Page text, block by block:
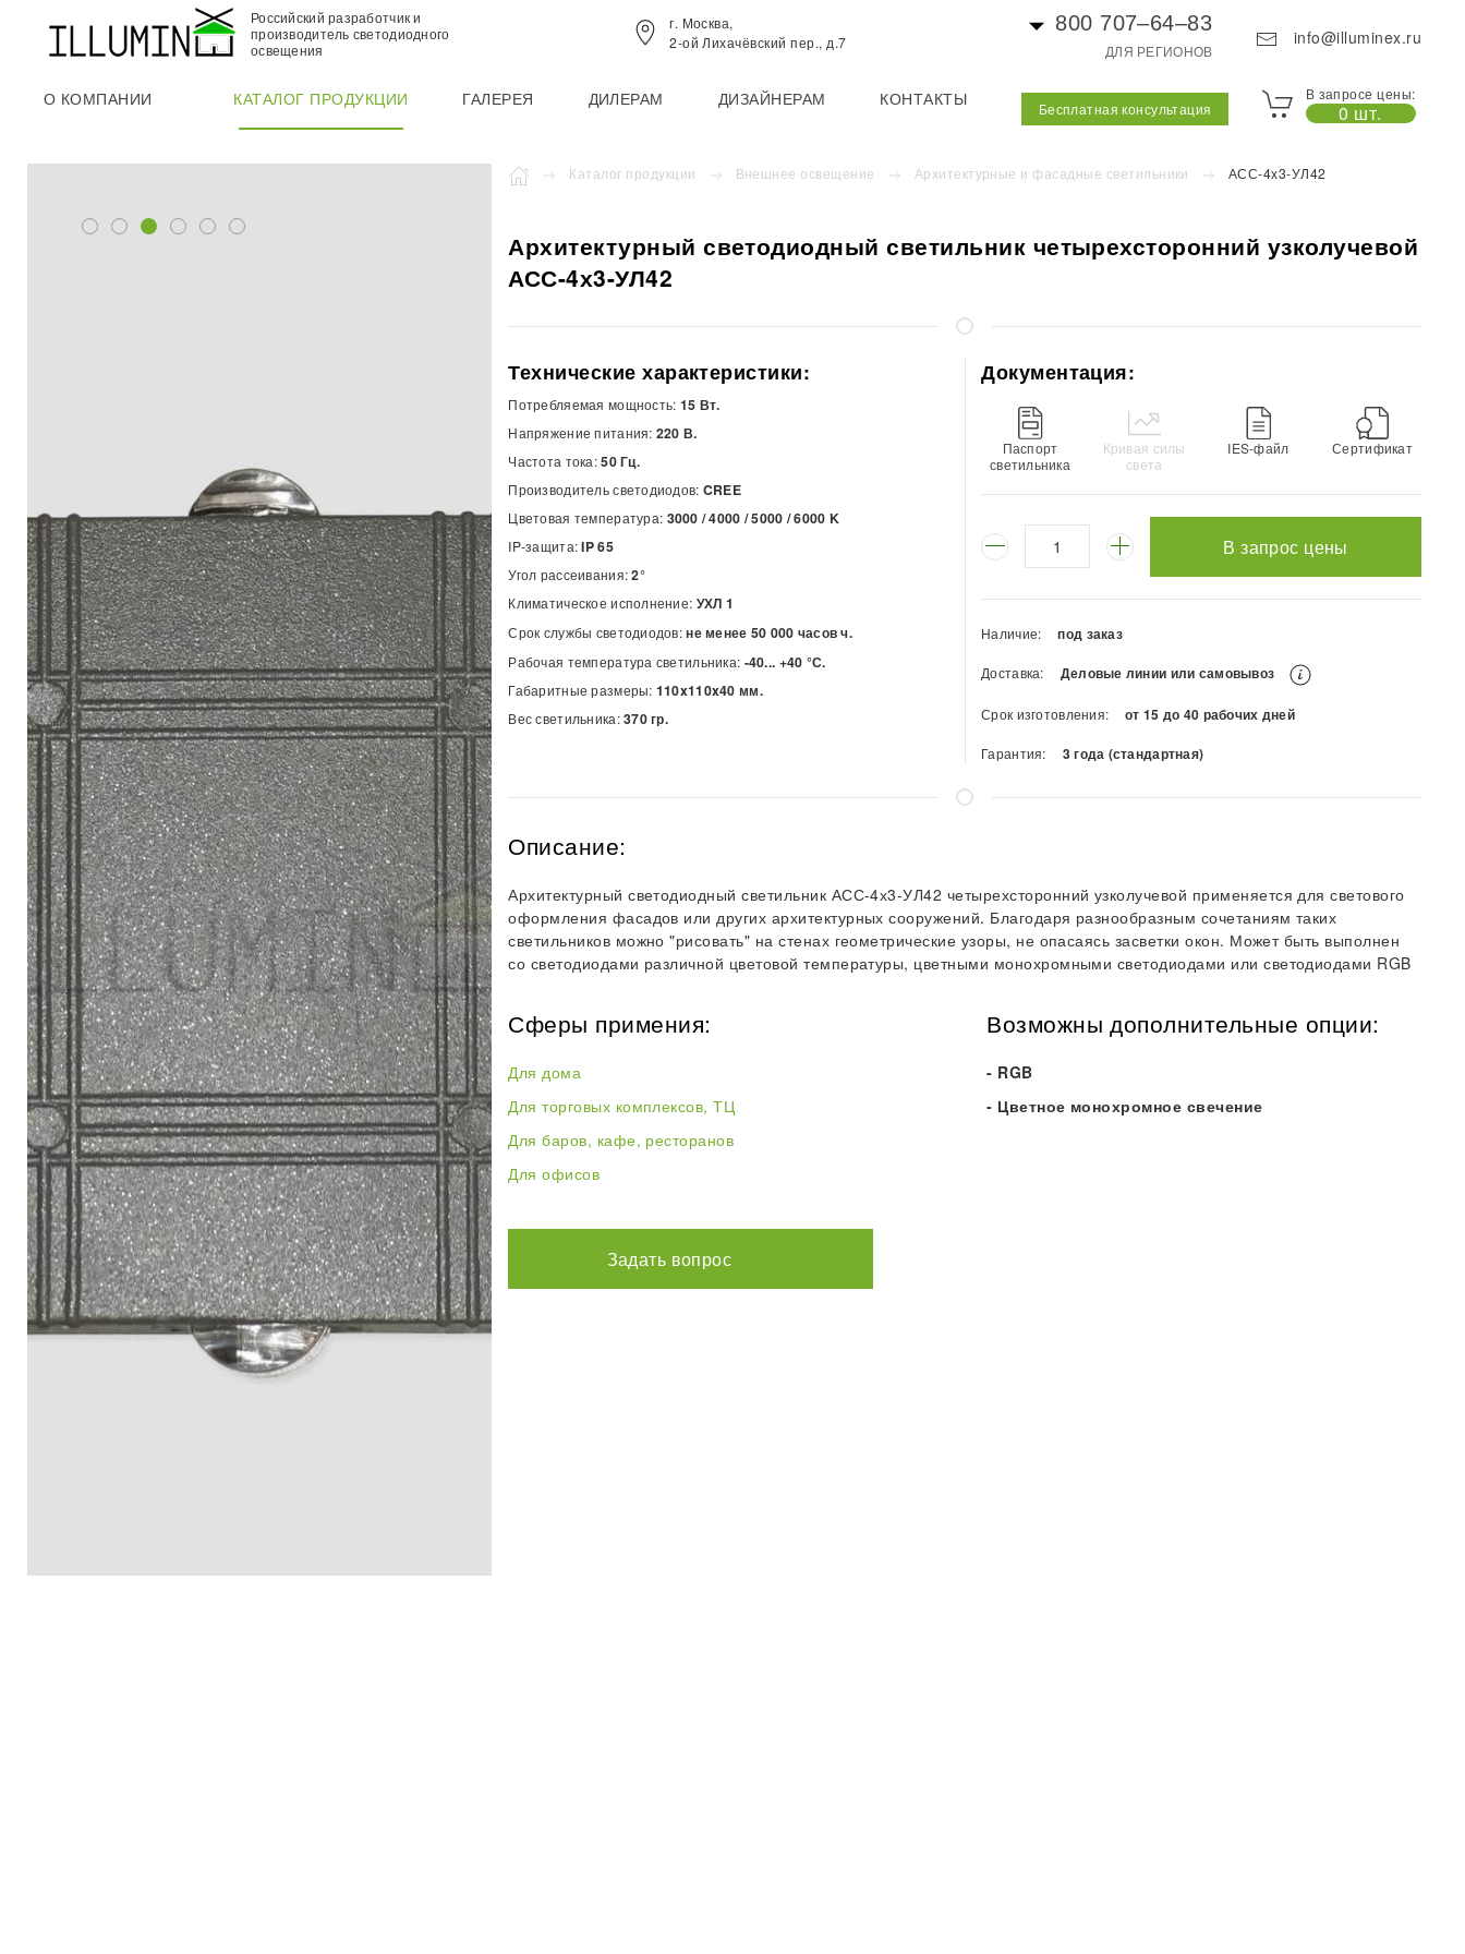
Российский разработчик и
производитель светодиодного
освещения
г. Москва,
2-ой Лихачёвский пер., д.7
800 707–64–83
ДЛЯ РЕГИОНОВ
О КОМПАНИИ КАТАЛОГ ПРОДУКЦИИ ГАЛЕРЕЯ ДИЛЕРАМ ДИЗАЙНЕРАМ КОНТАКТЫ
Бесплатная консультация
info@illuminex.ru
В запросе цены:
0 шт.
Каталог продукции Внешнее освещение Архитектурные и фасадные светильники АСС-4х3-УЛ42
Архитектурный светодиодный светильник четырехсторонний узколучевой
АСС-4х3-УЛ42
Технические характеристики:
Потребляемая мощность: 15 Вт.
Напряжение питания: 220 В.
Частота тока:50 Гц.
Производитель светодиодов: CREE
Цветовая температура: 3000 / 4000 / 5000 / 6000 K
IP-защита:IP 65
Угол рассеивания:2°
Климатическое исполнение: УХЛ 1
Срок службы светодиодов:не менее 50 000 часов ч.
Рабочая температура светильника: -40... +40 °С.
Габаритные размеры: 110x110x40 мм.
Вес светильника:370 гр.
Документация:
Паспорт
светильника
Кривая силы
света
IES-файл Сертификат
В запрос цены
Наличие: под заказ
Доставка: Деловые линии или самовывоз
Срок изготовления: от 15 до 40 рабочих дней
Гарантия: 3 года (стандартная)
Описание:
Архитектурный светодиодный светильник АСС-4х3-УЛ42 четырехсторонний узколучевой применяется для светового
оформления фасадов или других архитектурных сооружений. Благодаря разнообразным сочетаниям таких
светильников можно "рисовать" на стенах геометрические узоры, не опасаясь засветки окон. Может быть выполнен
со светодиодами различной цветовой температуры, цветными монохромными светодиодами или светодиодами RGB
Сферы примения:
Для дома
Для торговых комплексов, ТЦ
Для баров, кафе, ресторанов
Для офисов
Возможны дополнительные опции:
- RGB
- Цветное монохромное свечение
Задать вопрос